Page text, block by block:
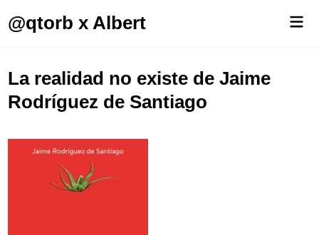
@qtorb x Albert
La realidad no existe de Jaime
Rodríguez de Santiago